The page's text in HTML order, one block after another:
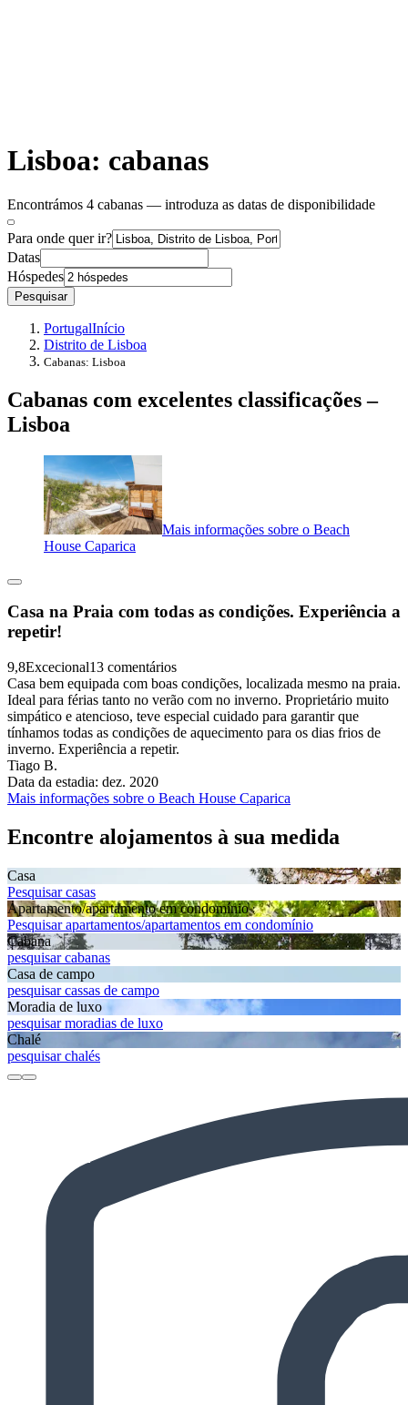
Lisboa: cabanas
Encontrámos 4 cabanas — introduza as datas de disponibilidade
Para onde quer ir?
Datas
Hóspedes
Pesquisar
PortugalInício
Distrito de Lisboa
Cabanas: Lisboa
Cabanas com excelentes classificações –
Lisboa
Mais informações sobre o Beach
House Caparica
Casa na Praia com todas as condições. Experiência a
repetir!
9,8Excecional13 comentários
Casa bem equipada com boas condições, localizada mesmo na praia.
Ideal para férias tanto no verão com no inverno. Proprietário muito
simpático e atencioso, teve especial cuidado para garantir que
tínhamos todas as condições de aquecimento para os dias frios de
inverno. Experiência a repetir.
Tiago B.
Data da estadia: dez. 2020
Mais informações sobre o Beach House Caparica
Encontre alojamentos à sua medida
Casa
Pesquisar casas
Apartamento/apartamento em condomínio
Pesquisar apartamentos/apartamentos em condomínio
Cabana
pesquisar cabanas
Casa de campo
pesquisar cassas de campo
Moradia de luxo
pesquisar moradias de luxo
Chalé
pesquisar chalés